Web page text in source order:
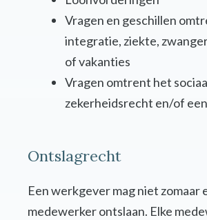
Vragen en geschillen
integratie, ziekte,
of vakanties
Vragen omtrent het
zekerheidsrecht en/of
Ontslagrecht
Een werkgever mag niet zomaar
medewerker ontslaan. Elke